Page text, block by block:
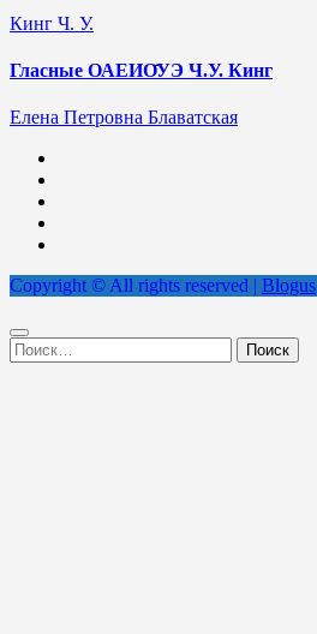
Кинг Ч. У.
Гласные ОАЕИО̄УЭ Ч.У. Кинг
Елена Петровна Блаватская
Copyright © All rights reserved | Blogus
Найти: